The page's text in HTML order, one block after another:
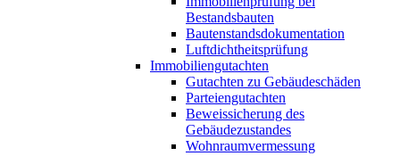
Bestandsbauten
Bautenstandsdokumentation
Luftdichtheitsprüfung
Immobiliengutachten
Gutachten zu Gebäudeschäden
Parteiengutachten
Beweissicherung des
Gebäudezustandes
Wohnraumvermessung